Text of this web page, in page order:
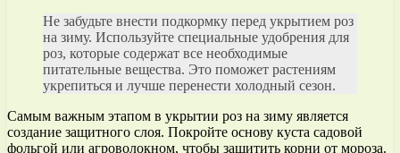
Не забудьте внести подкормку перед укрытием роз
на зиму. Используйте специальные удобрения для
роз, которые содержат все необходимые
питательные вещества. Это поможет растениям
укрепиться и лучше перенести холодный сезон.
Самым важным этапом в укрытии роз на зиму является
создание защитного слоя. Покройте основу куста садовой
фольгой или агроволокном, чтобы защитить корни от мороза.